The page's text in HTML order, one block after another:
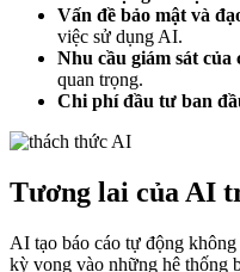
Vấn đề bảo mật và
việc sử dụng AI.
Nhu cầu giám sát của
quan trọng.
Chi phí đầu tư ban
Tương lai của AI
AI tạo báo cáo tự động
kỳ vọng vào những hệ thống